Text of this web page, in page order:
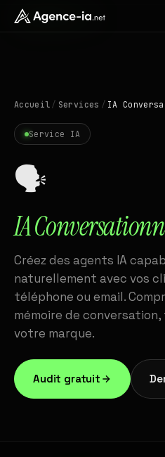
Accueil / Services / IA
Service IA
🗣️
IA
Créez des agents IA
naturellement avec vos
téléphone ou email.
mémoire de
votre marque.
Audit gratuit